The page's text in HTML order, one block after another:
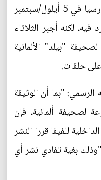
المدعي العام الأمريكي مايكل غارسيا في 5 أيلول/سبتمبر
فيه، لكنه أجبر الثلاثاء
"بيلد" الألمانية
حلقات.
"بما أن الوثيقة
لصحيفة ألمانية، فإن
للفيفا قررا النشر
بغية تفادي نشر أي